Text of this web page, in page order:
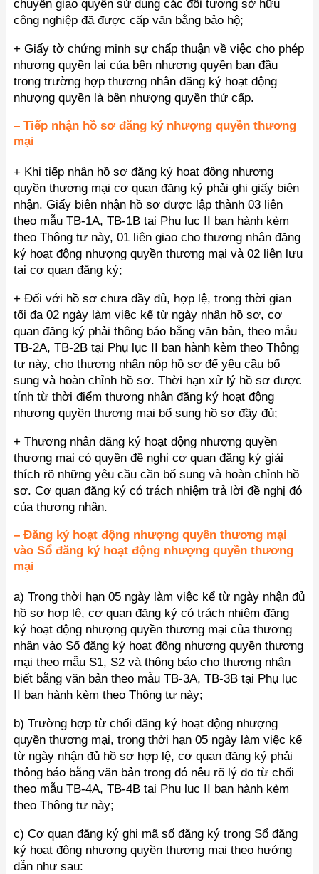
chuyển giao quyền sử dụng các đối tượng sở hữu
công nghiệp đã được cấp văn bằng bảo hộ;
+ Giấy tờ chứng minh sự chấp thuận về việc cho phép
nhượng quyền lại của bên nhượng quyền ban đầu
trong trường hợp thương nhân đăng ký hoạt động
nhượng quyền là bên nhượng quyền thứ cấp.
– Tiếp nhận hồ sơ đăng ký nhượng quyền thương
mại
+ Khi tiếp nhận hồ sơ đăng ký hoạt động nhượng
quyền thương mại cơ quan đăng ký phải ghi giấy biên
nhận. Giấy biên nhận hồ sơ được lập thành 03 liên
theo mẫu TB-1A, TB-1B tại Phụ lục II ban hành kèm
theo Thông tư này, 01 liên giao cho thương nhân đăng
ký hoạt động nhượng quyền thương mại và 02 liên lưu
tại cơ quan đăng ký;
+ Đối với hồ sơ chưa đầy đủ, hợp lệ, trong thời gian
tối đa 02 ngày làm việc kể từ ngày nhận hồ sơ, cơ
quan đăng ký phải thông báo bằng văn bản, theo mẫu
TB-2A, TB-2B tại Phụ lục II ban hành kèm theo Thông
tư này, cho thương nhân nộp hồ sơ để yêu cầu bổ
sung và hoàn chỉnh hồ sơ. Thời hạn xử lý hồ sơ được
tính từ thời điểm thương nhân đăng ký hoạt động
nhượng quyền thương mại bổ sung hồ sơ đầy đủ;
+ Thương nhân đăng ký hoạt động nhượng quyền
thương mại có quyền đề nghị cơ quan đăng ký giải
thích rõ những yêu cầu cần bổ sung và hoàn chỉnh hồ
sơ. Cơ quan đăng ký có trách nhiệm trả lời đề nghị đó
của thương nhân.
– Đăng ký hoạt động nhượng quyền thương mại
vào Sổ đăng ký hoạt động nhượng quyền thương
mại
a) Trong thời hạn 05 ngày làm việc kể từ ngày nhận đủ
hồ sơ hợp lệ, cơ quan đăng ký có trách nhiệm đăng
ký hoạt động nhượng quyền thương mại của thương
nhân vào Sổ đăng ký hoạt động nhượng quyền thương
mại theo mẫu S1, S2 và thông báo cho thương nhân
biết bằng văn bản theo mẫu TB-3A, TB-3B tại Phụ lục
II ban hành kèm theo Thông tư này;
b) Trường hợp từ chối đăng ký hoạt động nhượng
quyền thương mại, trong thời hạn 05 ngày làm việc kể
từ ngày nhận đủ hồ sơ hợp lệ, cơ quan đăng ký phải
thông báo bằng văn bản trong đó nêu rõ lý do từ chối
theo mẫu TB-4A, TB-4B tại Phụ lục II ban hành kèm
theo Thông tư này;
c) Cơ quan đăng ký ghi mã số đăng ký trong Sổ đăng
ký hoạt động nhượng quyền thương mại theo hướng
dẫn như sau: